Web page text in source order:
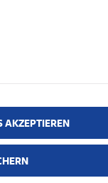
AKZEPTIEREN